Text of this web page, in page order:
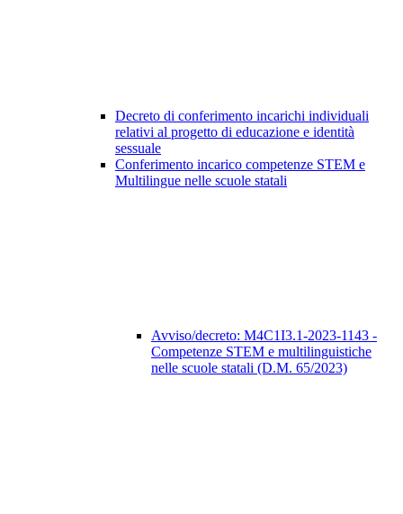
Decreto di conferimento incarichi individuali
relativi al progetto di educazione e identità
sessuale
Conferimento incarico competenze STEM e
Multilingue nelle scuole statali
Avviso/decreto: M4C1I3.1-2023-1143 -
Competenze STEM e multilinguistiche
nelle scuole statali (D.M. 65/2023)